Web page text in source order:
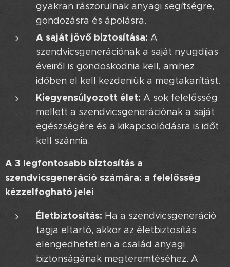
gyakran rászorulnak anyagi segítségre,
gondozásra és ápolásra.
A saját jövő biztosítása: A
szendvicsgenerációnak a saját nyugdíjas
éveiről is gondoskodnia kell, amihez
időben el kell kezdeniük a megtakarítást.
Kiegyensúlyozott élet: A sok felelősség
mellett a szendvicsgenerációnak a saját
egészségére és a kikapcsolódásra is időt
kell szánnia.
A 3 legfontosabb biztosítás a
szendvicsgeneráció számára: a felelősség
kézzelfogható jelei
Életbiztosítás: Ha a szendvicsgeneráció
tagja eltartó, akkor az életbiztosítás
elengedhetetlen a család anyagi
biztonságának megteremtéséhez. A